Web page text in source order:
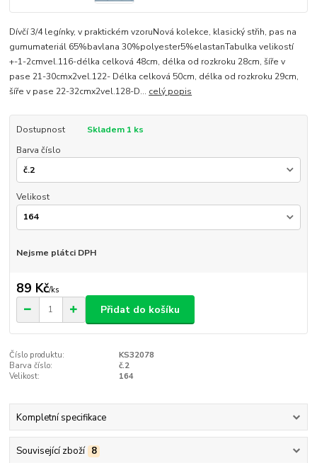
Dívčí 3/4 legínky, v praktickém vzoruNová kolekce, klasický střih, pas na
gumumateriál 65%bavlana 30%polyester5%elastanTabulka velikostí
+-1-2cmvel.116-délka celková 48cm, délka od rozkroku 28cm, šíře v
pase 21-30cmx2vel.122- Délka celková 50cm, délka od rozkroku 29cm,
šíře v pase 22-32cmx2vel.128-D... celý popis
Dostupnost
Skladem 1 ks
Barva číslo
Velikost
Nejsme plátci DPH
89 Kč/ks
Přidat do košíku
Číslo produktu:
KS32078
Barva číslo:
č.2
Velikost:
164
Kompletní specifikace
Související zboží 8